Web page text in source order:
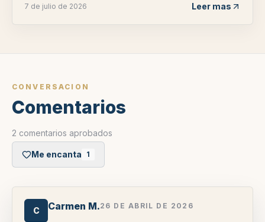
7 de julio de 2026 Leer mas
CONVERSACION
Comentarios
2 comentarios aprobados
Me encanta 1
C Carmen M.26 DE ABRIL DE 2026